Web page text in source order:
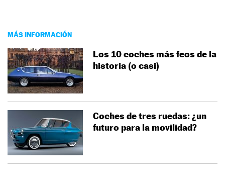
MÁS INFORMACIÓN
Los 10 coches más feos de la
historia (o casi)
Coches de tres ruedas: ¿un
futuro para la movilidad?